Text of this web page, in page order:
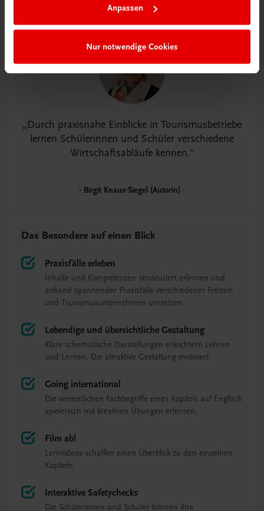
Anpassen
Nur notwendige Cookies
Durch praxisnahe Einblicke in Tourismusbetriebe
lernen Schülerinnen und Schüler verschiedene
Wirtschaftsabläufe kennen.
Birgit Knaus-Siegel (Autorin)
Das Besondere auf einen Blick
Praxisfälle erleben
Inhalte und Kompetenzen strukturiert erlernen und
anhand spannender Praxisfälle verschiedener Freizeit-
und Tourismusunternehmen umsetzen.
Lebendige und übersichtliche Gestaltung
Klare schematische Darstellungen erleichtern Lehren
und Lernen. Die attraktive Gestaltung motiviert.
Going international
Die wesentlichen Fachbegriffe eines Kapitels auf Englisch
spielerisch mit kreativen Übungen erlernen.
Film ab!
Lernvideos schaffen einen Überblick zu den einzelnen
Kapiteln.
Interaktive Safetychecks
Die Schülerinnen und Schüler können ihre